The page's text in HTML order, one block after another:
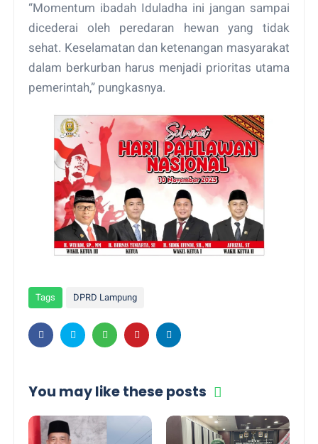
“Momentum ibadah Iduladha ini jangan sampai
dicederai oleh peredaran hewan yang tidak
sehat. Keselamatan dan ketenangan masyarakat
dalam berkurban harus menjadi prioritas utama
pemerintah,” pungkasnya.
Tags DPRD Lampung
You may like these posts